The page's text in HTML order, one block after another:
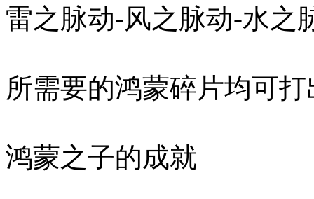
雷之脉动-风之脉动-水之
所需要的鸿蒙碎片均可打
鸿蒙之子的成就